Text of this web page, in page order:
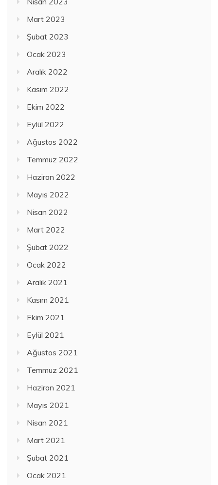
Mart 2023
Şubat 2023
Ocak 2023
Aralık 2022
Kasım 2022
Ekim 2022
Eylül 2022
Ağustos 2022
Temmuz 2022
Haziran 2022
Mayıs 2022
Nisan 2022
Mart 2022
Şubat 2022
Ocak 2022
Aralık 2021
Kasım 2021
Ekim 2021
Eylül 2021
Ağustos 2021
Temmuz 2021
Haziran 2021
Mayıs 2021
Nisan 2021
Mart 2021
Şubat 2021
Ocak 2021